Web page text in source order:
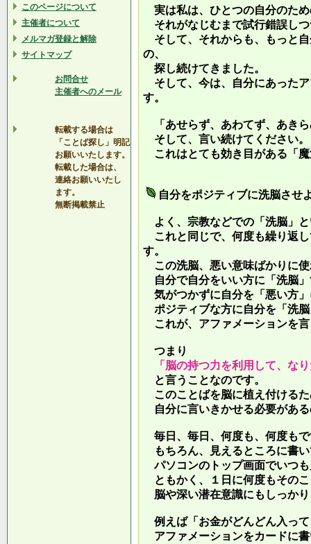
このページについて
主催者について
メルマガ登録と解除
サイトマップ
お問合せ
主催者へのメール
転載する場合は
「ことば探し」明記
お願いいたします。
転載した場合は、
連絡お願いいたし
ます。
無断掲載禁止
実は私は、ひとつの自分のた
それがなじむまで試行錯誤し
そして、それからも、もっと
の、
探し続けてきました。
そして、今は、自分にあった
す。
「あせらず、あわてず、あき
そして、言い続けてください。
これはとても効き目がある「
自分をポジティブに洗脳させ
よく、宗教などでの「洗脳」
これと同じで、何度も繰り返
す。
この洗脳、悪い意味ばかりに
自分で自分をいい方に「洗脳
気がつかずに自分を「悪い方
ポジティブな方に自分を「洗
これが、アファメーションを
つまり
「脳の持つ力を利用して、な
と言うことなのです。
このことばを脳に植え付ける
自分に言いきかせる必要があ
毎日、毎日、何度も、何度も
もちろん、見えるところに書
パソコンのトップ画面でいつ
ともかく、１日に何度もその
脳や深い潜在意識にもしっか
例えば「お金がどんどん入っ
アファメーションをカードに